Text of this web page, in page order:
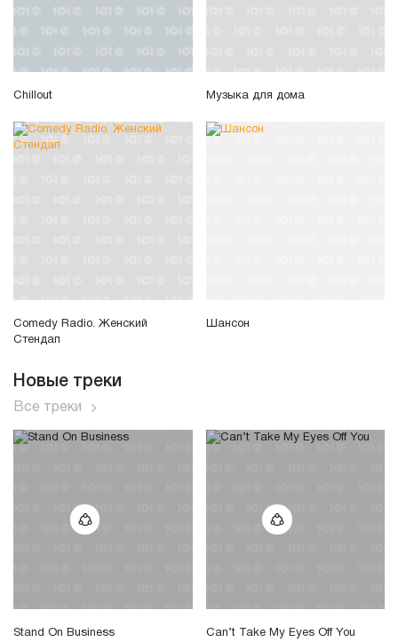
Chillout Музыка для дома
Comedy Radio. Женский
Стендап
Шансон
Новые треки
Все треки
Stand On Business
Can’t Take My Eyes Off You